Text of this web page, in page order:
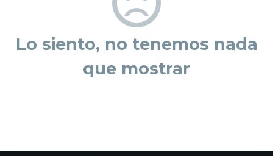
Lo siento, no tenemos nada
que mostrar